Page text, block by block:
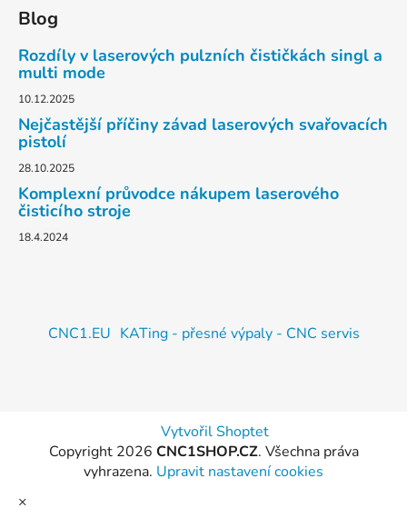
Blog
Rozdíly v laserových pulzních čističkách singl a
multi mode
10.12.2025
Nejčastější příčiny závad laserových svařovacích
pistolí
28.10.2025
Komplexní průvodce nákupem laserového
čisticího stroje
18.4.2024
CNC1.EU KATing - přesné výpaly - CNC servis
Vytvořil Shoptet
Copyright 2026 CNC1SHOP.CZ. Všechna práva
vyhrazena. Upravit nastavení cookies
×